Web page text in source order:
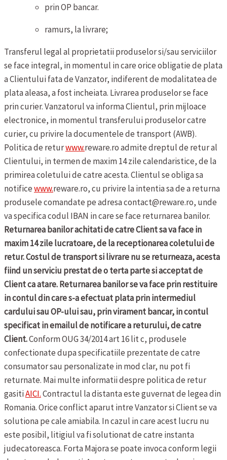
prin OP bancar.
ramurs, la livrare;
Transferul legal al proprietatii produselor si/sau serviciilor
se face integral, in momentul in care orice obligatie de plata
a Clientului fata de Vanzator, indiferent de modalitatea de
plata aleasa, a fost incheiata. Livrarea produselor se face
prin curier. Vanzatorul va informa Clientul, prin mijloace
electronice, in momentul transferului produselor catre
curier, cu privire la documentele de transport (AWB).
Politica de returwww.reware.ro admite dreptul de retur al
Clientului, in termen de maxim 14 zile calendaristice, de la
primirea coletului de catre acesta. Clientul se obliga sa
notificewww.reware.ro, cu privire la intentia sa de a returna
produsele comandate pe adresa contact@reware.ro, unde
va specifica codul IBAN in care se face returnarea banilor.
Returnarea banilor achitati de catre Client sa va face in
maxim 14 zile lucratoare, de la receptionarea coletului de
retur. Costul de transport si livrare nu se returneaza, acesta
fiind un serviciu prestat de o terta parte si acceptat de
Client ca atare. Returnarea banilor se va face prin restituire
in contul din care s-a efectuat plata prin intermediul
cardului sau OP-ului sau, prin virament bancar, in contul
specificat in emailul de notificare a returului, de catre
Client.Conform OUG 34/2014 art 16 lit c, produsele
confectionate dupa specificatiile prezentate de catre
consumator sau personalizate in mod clar, nu pot fi
returnate. Mai multe informatii despre politica de retur
gasitiAICI.Contractul la distanta este guvernat de legea din
Romania. Orice conflict aparut intre Vanzator si Client se va
solutiona pe cale amiabila. In cazul in care acest lucru nu
este posibil, litigiul va fi solutionat de catre instanta
judecatoreasca. Forta Majora se poate invoca conform legii